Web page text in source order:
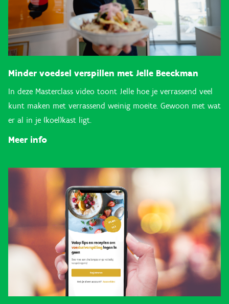
Minder voedsel verspillen met Jelle Beeckman
In deze Masterclass video toont Jelle hoe je verrassend veel
kunt maken met verrassend weinig moeite. Gewoon met wat
er al in je (koel)kast ligt.
Meer info